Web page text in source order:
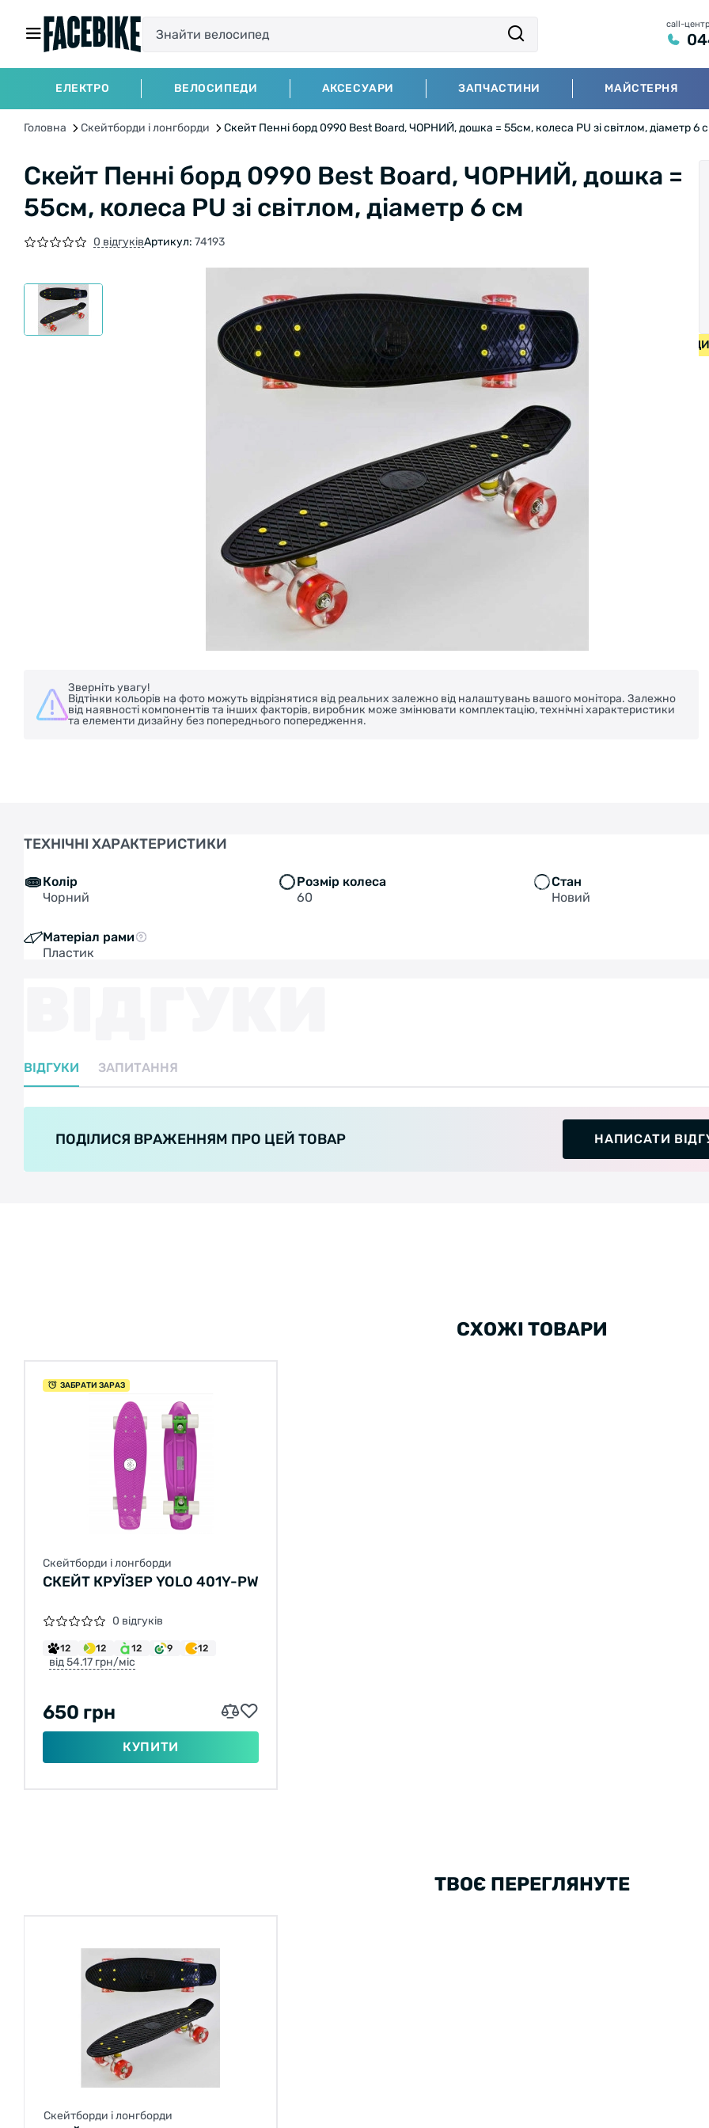
call-
ЕЛЕКТРО ВЕЛОСИПЕДИ АКСЕСУАРИ ЗАПЧАСТИНИ МАЙСТЕРНЯ
Головна Скейтборди і лонгборди Скейт Пенні борд 0990 Best Board, ЧОРНИЙ, дошка = 55см, колеса PU зі світлом, діаметр 6
Скейт Пенні борд 0990 Best Board, ЧОРНИЙ, дошка =
55см, колеса PU зі світлом, діаметр 6 см
0 відгуківАртикул: 74193
Зверніть увагу!
Відтінки кольорів на фото можуть відрізнятися від реальних залежно від налаштувань вашого монітора. Залежно
від наявності компонентів та інших факторів, виробник може змінювати комплектацію, технічні характеристики
та елементи дизайну без попереднього попередження.
БЕЗКОШТОВНА ДОСТАВКА НА ВЕЛОСИПЕДИ ВІД 2000 ГРН • БЕЗКОШТОВНА ДОСТАВКА НА
ТЕХНІЧНІ ХАРАКТЕРИСТИКИ
Колір
Чорний
Розмір колеса
60
Стан
Новий
Матеріал рами
Пластик
ВІДГУКИ ЗАПИТАННЯ
ПОДІЛИСЯ ВРАЖЕННЯМ ПРО ЦЕЙ ТОВАР НАПИСАТИ
СХОЖІ ТОВАРИ
ЗАБРАТИ ЗАРАЗ
Скейтборди і лонгборди
СКЕЙТ КРУЇЗЕР YOLO 401Y-PW
0 відгуків
12 12 12 9 12
від 54.17 грн/міс
650 грн
КУПИТИ
ТВОЄ ПЕРЕГЛЯНУТЕ
Скейтборди і лонгборди